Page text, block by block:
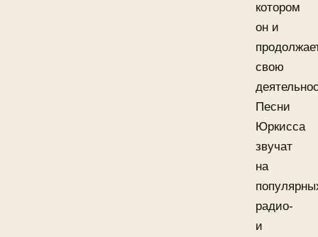
котором
он и
свою
Песни
Юркисса
звучат
на
радио-
и